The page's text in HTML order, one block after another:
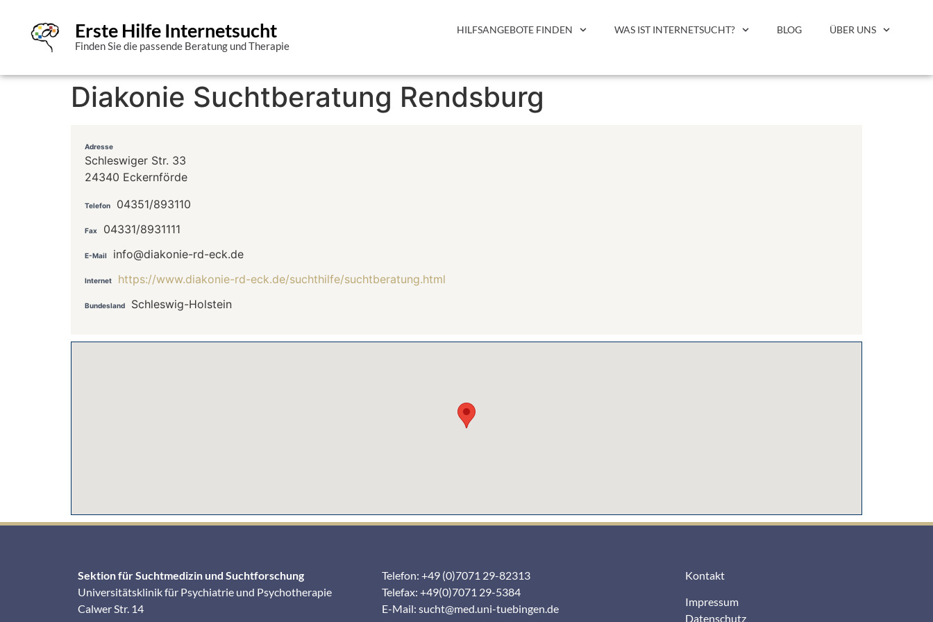
Erste Hilfe Internetsucht
Finden Sie die passende Beratung und Therapie
HILFSANGEBOTE FINDEN WAS IST INTERNETSUCHT? BLOG ÜBER UNS
Diakonie Suchtberatung Rendsburg
Adresse
Schleswiger Str. 33
24340 Eckernförde
Telefon 04351/893110
Fax 04331/8931111
E-Mail info@diakonie-rd-eck.de
Internet https://www.diakonie-rd-eck.de/suchthilfe/suchtberatung.html
Bundesland Schleswig-Holstein
Sektion für Suchtmedizin und Suchtforschung
Universitätsklinik für Psychiatrie und Psychotherapie
Calwer Str. 14
Telefon: +49 (0)7071 29-82313
Telefax: +49(0)7071 29-5384
E-Mail: sucht@med.uni-tuebingen.de
Kontakt
Impressum
Datenschutz